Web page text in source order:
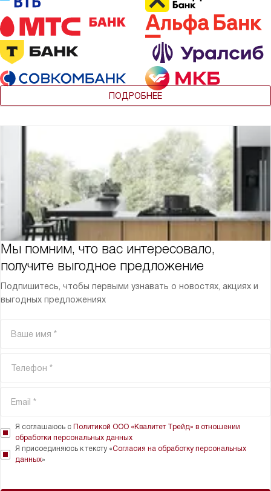
ПОДРОБНЕЕ
Мы помним, что вас интересовало,
получите выгодное предложение
Подпишитесь, чтобы первыми узнавать о новостях, акциях и
выгодных предложениях
Я соглашаюсь с Политикой ООО «Квалитет Трейд» в отношении
обработки персональных данных
Я присоединяюсь к тексту «Согласия на обработку персональных
данных»